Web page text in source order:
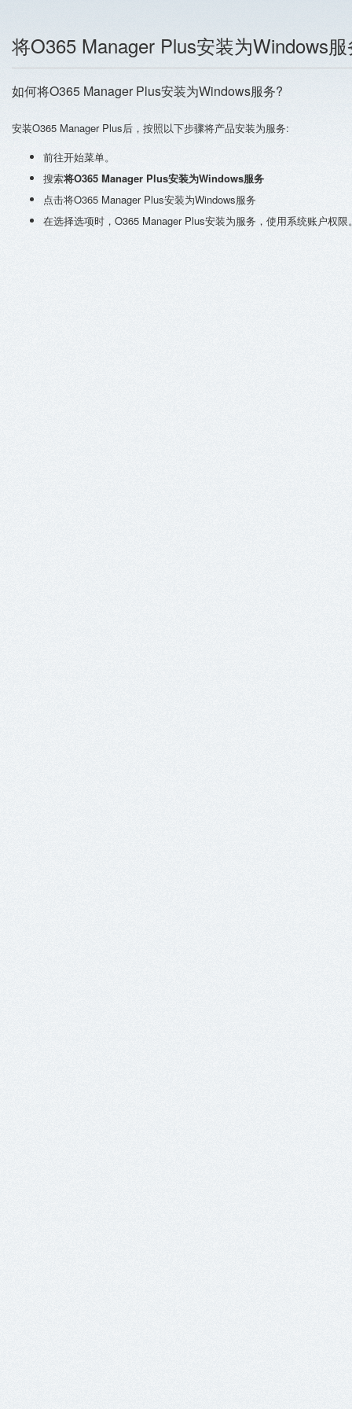
将O365 Manager Plus安装为Windows
如何将O365 Manager Plus安装为Windows服务?
安装O365 Manager Plus后，按照以下步骤将产品安装为服务:
前往开始菜单。
搜索将O365 Manager Plus安装为Windows服务
点击将O365 Manager Plus安装为Windows服务
在选择选项时，O365 Manager Plus安装为服务，使用系统账户权限